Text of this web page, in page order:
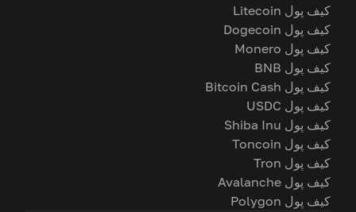
کیف پول Litecoin
کیف پول Dogecoin
کیف پول Monero
کیف پول BNB
کیف پول Bitcoin Cash
کیف پول USDC
کیف پول Shiba Inu
کیف پول Toncoin
کیف پول Tron
کیف پول Avalanche
کیف پول Polygon